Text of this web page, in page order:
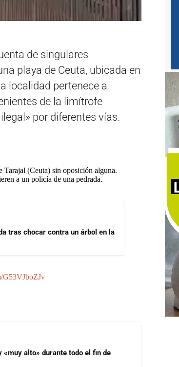
de singulares
playa de Ceuta, ubicada en
localidad pertenece a
de la limítrofe
por diferentes vías.
Tarajal (Ceuta) sin oposición alguna.
a un policía de una pedrada.
tras chocar contra un árbol en la
G53VJboZJv
alto» durante todo el fin de